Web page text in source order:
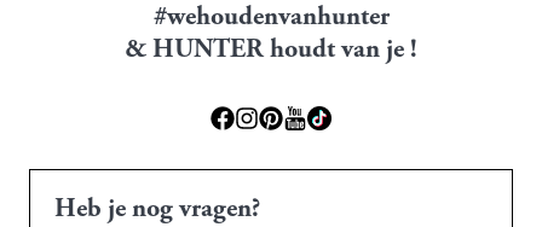
#wehoudenvanhunter
& HUNTER houdt van je !
Heb je nog vragen?